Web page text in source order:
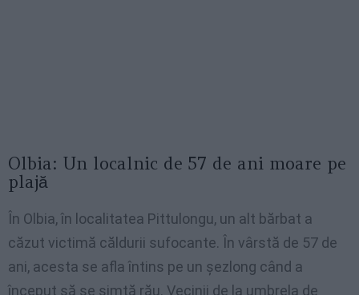
Olbia: Un localnic de 57 de ani moare pe
plajă
În Olbia, în localitatea Pittulongu, un alt bărbat a
căzut victimă căldurii sufocante. În vârstă de 57 de
ani, acesta se afla întins pe un șezlong când a
început să se simtă rău. Vecinii de la umbrela de